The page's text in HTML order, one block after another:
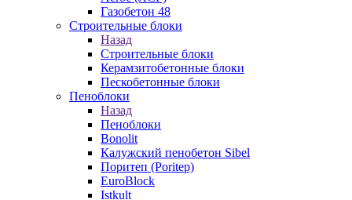
Газобетон 48
Строительные блоки
Назад
Строительные блоки
Керамзитобетонные блоки
Пескобетонные блоки
Пеноблоки
Назад
Пеноблоки
Bonolit
Калужский пенобетон Sibel
Поритеп (Poritep)
EuroBlock
Istkult